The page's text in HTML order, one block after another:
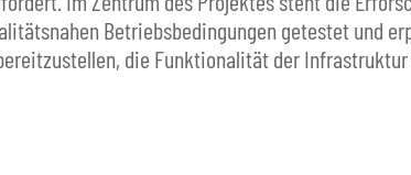
Betriebsbedingungen getestet und
die Funktionalität der